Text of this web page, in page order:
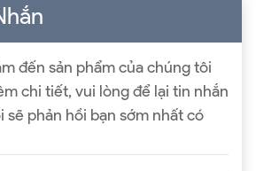
đến sản phẩm của chúng tôi
chi tiết, vui lòng để lại tin nhắn
sẽ phản hồi bạn sớm nhất có